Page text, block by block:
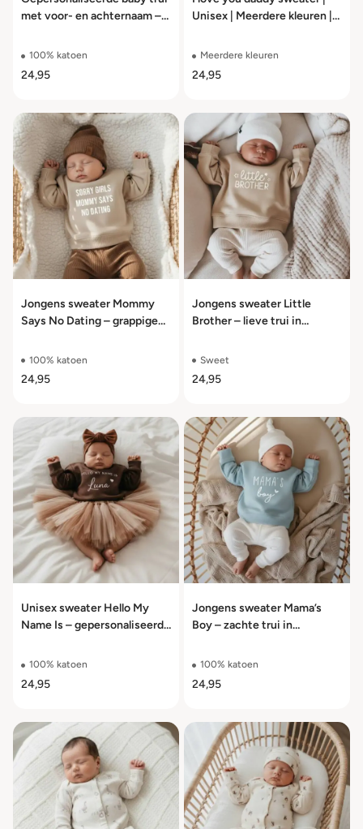
met voor- en achternaam –
100% katoen
24,95
Unisex | Meerdere kleuren |
Meerdere kleuren
24,95
Jongens sweater Mommy
Says No Dating – grappige
56 t/m 104
100% katoen
24,95
Jongens sweater Little
Brother – lieve trui in
t/m 104
Sweet
24,95
Unisex sweater Hello My
Name Is – gepersonaliseerde
100% katoen
24,95
Jongens sweater Mama’s
Boy – zachte trui in
t/m 104
100% katoen
24,95